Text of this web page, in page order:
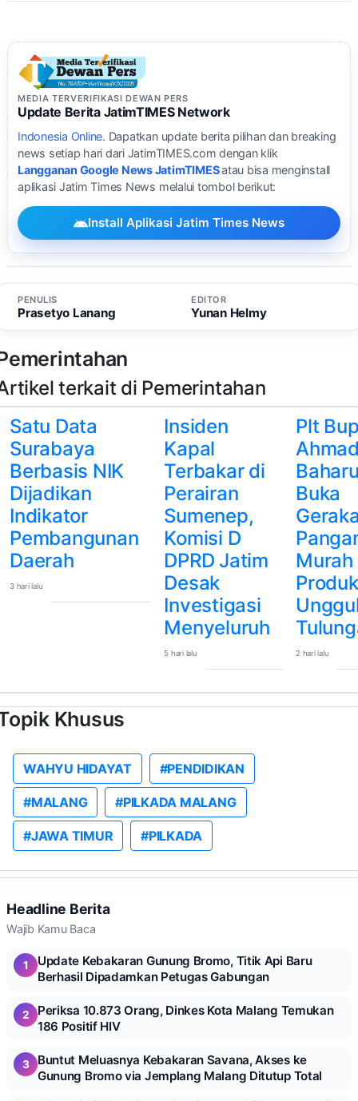
MEDIA TERVERIFIKASI DEWAN PERS
Update Berita JatimTIMES Network
Indonesia Online. Dapatkan update berita pilihan dan breaking
news setiap hari dari JatimTIMES.com dengan klik
Langganan Google News JatimTIMESatau bisa menginstall
aplikasi Jatim Times News melalui tombol berikut:
Install Aplikasi Jatim Times News
PENULIS
Prasetyo Lanang
EDITOR
Yunan Helmy
terkait di Pemerintahan
Satu Data
Surabaya
Berbasis NIK
Dijadikan
Indikator
Pembangunan
Daerah
3 hari lalu
Insiden
Kapal
Terbakar di
Perairan
Sumenep,
Komisi D
DPRD Jatim
Desak
Investigasi
Menyeluruh
5 hari lalu
Plt
Buka
Murah
Produk
2 hari lalu
Khusus
WAHYU HIDAYAT #PENDIDIKAN
#MALANG #PILKADA MALANG
#JAWA TIMUR #PILKADA
Headline Berita
Wajib Kamu Baca
1
Update Kebakaran Gunung Bromo, Titik Api Baru
Berhasil Dipadamkan Petugas Gabungan
2
Periksa 10.873 Orang, Dinkes Kota Malang Temukan
186 Positif HIV
3
Buntut Meluasnya Kebakaran Savana, Akses ke
Gunung Bromo via Jemplang Malang Ditutup Total